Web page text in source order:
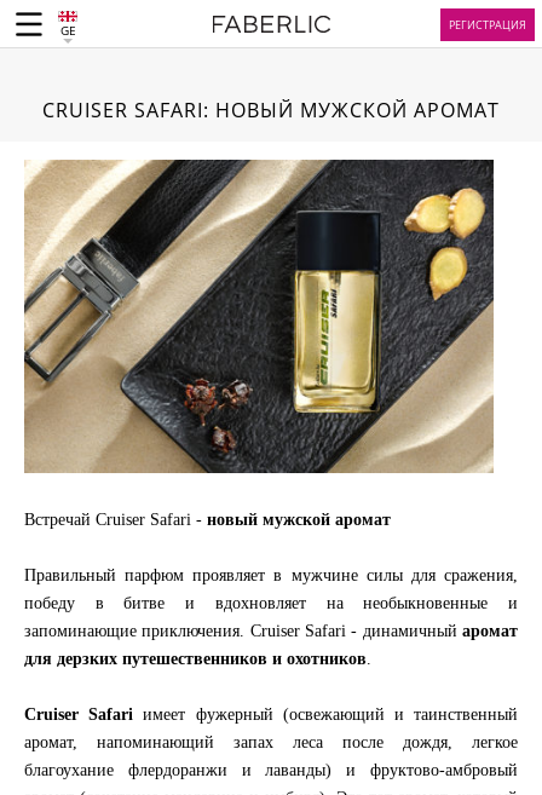
GE РЕГИСТРАЦИЯ
CRUISER SAFARI: НОВЫЙ МУЖСКОЙ АРОМАТ
Встречай Cruiser Safari - новый мужской аромат
Правильный парфюм проявляет в мужчине силы для сражения,
победу в битве и вдохновляет на необыкновенные и
запоминающие приключения. Cruiser Safari - динамичный аромат
для дерзких путешественников и охотников
Cruiser Safariимеет фужерный (освежающий и таинственный
аромат, напоминающий запах леса после дождя, легкое
благоухание флердоранжи и лаванды) и фруктово-амбровый